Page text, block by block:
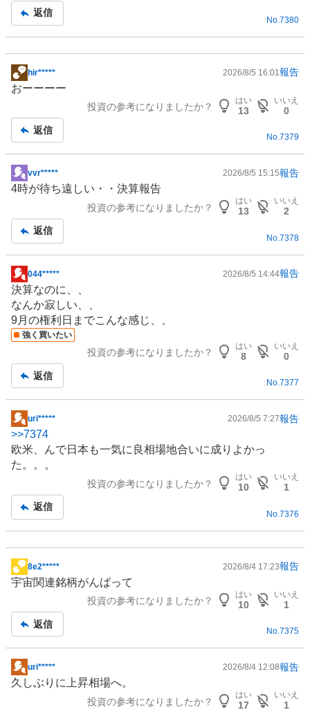
事
返信
No. 7380
掲
示
事
hir***** 2026/8/5 16:01 報告
おーーーー
投資の参考になりましたか？
はい
13
いいえ
0
返信
No.7379
掲
示
事
vvr***** 2026/8/5 15:15報告
4時が待ち遠しい・・決算報告
投資の参考になりましたか？
はい
13
いいえ
2
返信
No. 7378
掲
示
板
記
事
044***** 2026/8/5 14:44報告
決算なのに、、
なんか寂しい、、
9月の権利日までこんな感じ、、
強く買いたい
投資の参考になりましたか？
はい
8
いいえ
0
返信
No.7377
掲
示
板
記
uri***** 2026/8/5 7:27報告
>>7374
欧米、んで日本も一気に良相場地合いに成りよかっ
た。。。
投資の参考になりましたか？
はい
10
いいえ
1
返信
No. 7376
掲
示
事
8e2***** 2026/8/4 17:23報告
宇宙関連銘柄がんばって
投資の参考になりましたか？
はい
10
いいえ
1
返信
No.7375
掲
示
uri***** 2026/8/4 12:08報告
久しぶりに上昇相場へ。
投資の参考になりましたか？
はい
17
いいえ
1